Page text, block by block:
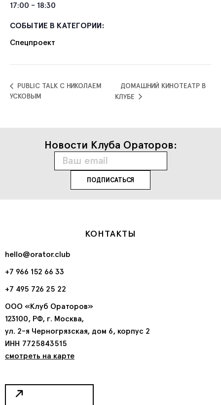
17:00 - 18:30
СОБЫТИЕ В КАТЕГОРИИ:
Спецпроект
PUBLIC TALK С НИКОЛАЕМ
УСКОВЫМ
ДОМАШНИЙ КИНОТЕАТР В
КЛУБЕ
Новости Клуба Ораторов:
КОНТАКТЫ
hello@orator.club
+7 966 152 66 33
+7 495 726 25 22
ООО «Клуб Ораторов»
123100, РФ, г. Москва,
ул. 2-я Черногрязская, дом 6, корпус 2
ИНН 7725843515
смотреть на карте